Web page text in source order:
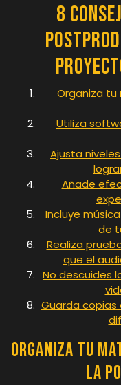
8
Organiza
Utiliza
Ajusta
Añade
Incluye
de
Realiza
que el
No descuides
Guarda
Organiza tu
la